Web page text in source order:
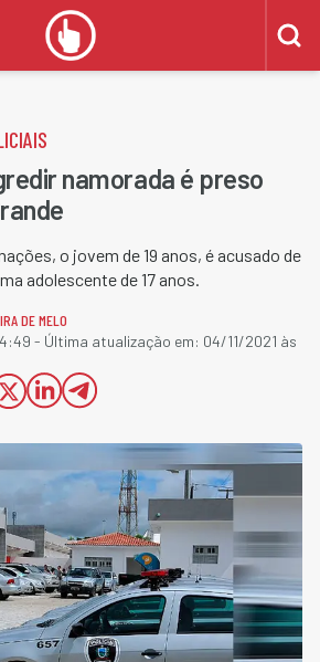
namorada é preso
o jovem de 19 anos, é acusado de
adolescente de 17 anos.
DE MELO
- Última atualização em: 04/11/2021 às